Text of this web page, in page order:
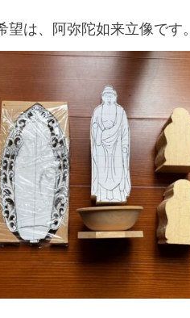
望は、阿弥陀如来立像です。